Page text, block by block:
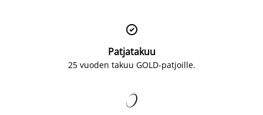

Patjatakuu
25 vuoden takuu GOLD-patjoille.
